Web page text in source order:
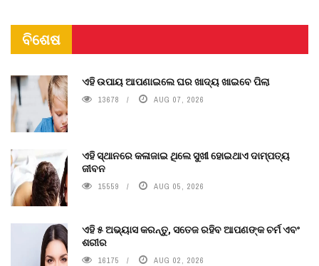
ବିଶେଷ
ଏହି ଉପାୟ ଆପଣାଇଲେ ଘର ଖାଦ୍ୟ ଖାଇବେ ପିଲା
13678 AUG 07, 2026
ଏହି ସ୍ଥାନରେ କଳାଜାଇ ଥିଲେ ସୁଖୀ ହୋଇଥାଏ ଦାମ୍ପତ୍ୟ
ଜୀବନ
15559 AUG 05, 2026
ଏହି ୫ ଅଭ୍ୟାସ କରନ୍ତୁ, ସତେଜ ରହିବ ଆପଣଙ୍କ ଚର୍ମ ଏବଂ
ଶରୀର
16175 AUG 02, 2026